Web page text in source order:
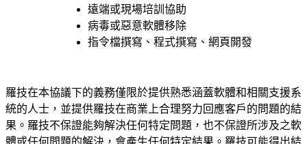
遠端或現場培訓協助
病毒或惡意軟體移除
指令檔撰寫、程式撰寫、網頁開發
羅技在本協議下的義務僅限於提供熟悉涵蓋軟體和相關支援系
統的人士，並提供羅技在商業上合理努力回應客戶的問題的結
果。羅技不保證能夠解決任何特定問題，也不保證所涉及之軟
體或任何問題的解決，會產生任何特定結果。羅技可能得出結